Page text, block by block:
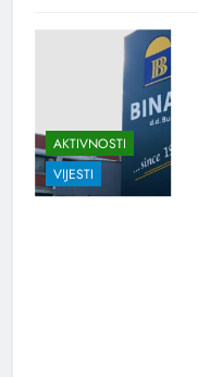
AKTIVNOSTI
VIJESTI